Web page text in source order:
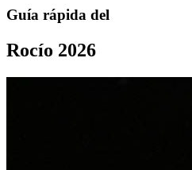
Guía rápida del
Rocío 2026